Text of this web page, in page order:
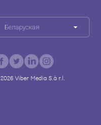
Беларуская
2026Viber Media S.à r.l.